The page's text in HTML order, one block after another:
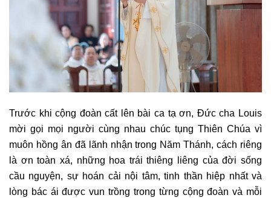
Trước khi cộng đoàn cất lên bài ca tạ ơn, Đức cha Louis
mời gọi mọi người cùng nhau chúc tụng Thiên Chúa vì
muôn hồng ân đã lãnh nhận trong Năm Thánh, cách riêng
là ơn toàn xá, những hoa trái thiêng liêng của đời sống
cầu nguyện, sự hoán cải nội tâm, tinh thần hiệp nhất và
lòng bác ái được vun trồng trong từng cộng đoàn và mỗi